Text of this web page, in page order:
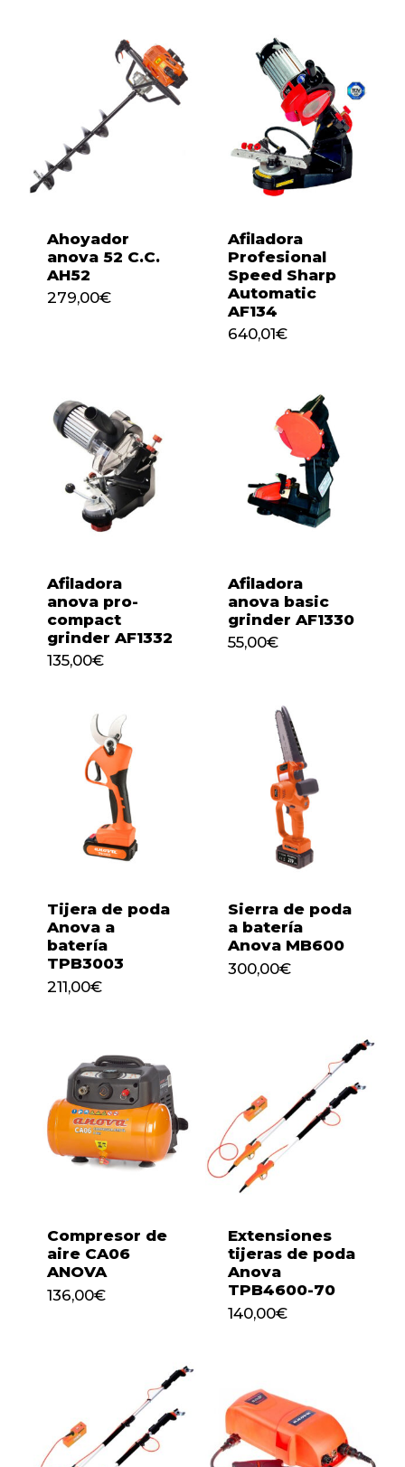
Ahoyador
anova 52 C.C.
AH52
279,00€
Afiladora
Profesional
Speed Sharp
Automatic
AF134
640,01€
640,01
Afiladora
anova pro-
compact
grinder AF1332
135,00€
135,00 €
Afiladora
anova basic
grinder AF1330
55,00€55,00
Tijera de poda
Anova a
batería
TPB3003
211,00€
211,00
Sierra de poda
a batería
Anova MB600
300,00€
300,00
Compresor de
aire CA06
ANOVA
136,00€
136,00
Extensiones
tijeras de poda
Anova
TPB4600-70
140,00€
140,00€